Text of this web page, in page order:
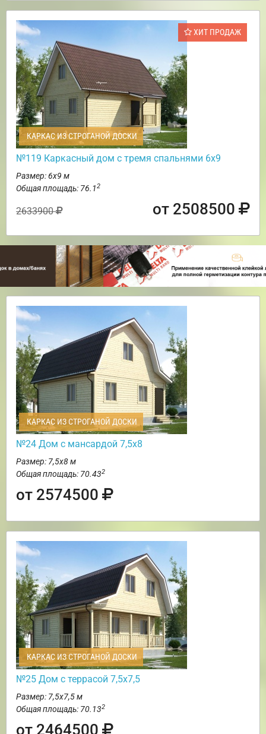
ХИТ ПРОДАЖ
КАРКАС ИЗ СТРОГАНОЙ ДОСКИ
№119 Каркасный дом с тремя спальнями 6х9
Размер: 6х9 м
Общая площадь: 76.12
2633900 от 2508500
КАРКАС ИЗ СТРОГАНОЙ ДОСКИ
№24 Дом с мансардой 7,5х8
Размер: 7,5х8 м
Общая площадь: 70.432
от 2574500
КАРКАС ИЗ СТРОГАНОЙ ДОСКИ
№25 Дом с террасой 7,5х7,5
Размер: 7,5х7,5 м
Общая площадь: 70.132
от 2464500